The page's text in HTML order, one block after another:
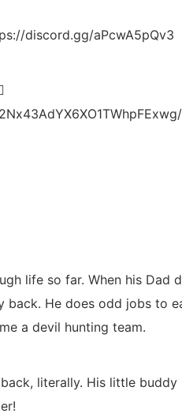
discord.gg/aPcwA5pQv3
life so far. When his Dad
He does odd jobs to
a devil hunting team.
literally. His little buddy